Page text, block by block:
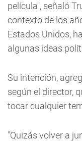
película", señaló
contexto de los
Estados Unidos,
algunas ideas
Su intención,
según el director,
tocar cualquier
"Quizás volver a